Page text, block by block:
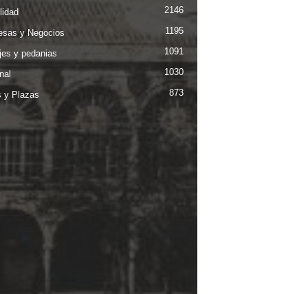
2146
y Negocios 1195
y pedanias 1091
1030
y Plazas 873